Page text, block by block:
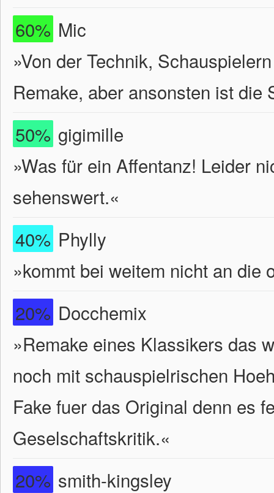
60% Mic
»Von der Technik,
Remake, aber ansonsten ist die
50% gigimille
»Was für ein Affentanz! Leider
sehenswert.«
40% Phylly
»kommt bei weitem nicht an die
20% Docchemix
»Remake eines Klassikers das
noch mit schauspielrischen
Fake fuer das Original denn es
Geselschaftskritik.«
20% smith-kingsley